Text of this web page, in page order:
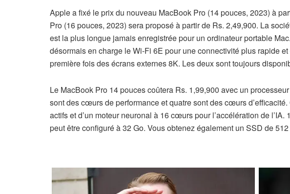
Apple a fixé le prix du nouveau MacBook Pro (14 pouces, 2023) à
Pro (16 pouces, 2023) sera proposé à partir de Rs. 2,49,900. La
est la plus longue jamais enregistrée pour un ordinateur portable
désormais en charge le Wi-Fi 6E pour une connectivité plus rapide
première fois des écrans externes 8K. Les deux sont toujours
Le MacBook Pro 14 pouces coûtera Rs. 1,99,900 avec un
sont des cœurs de performance et quatre sont des cœurs
actifs et d’un moteur neuronal à 16 cœurs pour l’accélération de
peut être configuré à 32 Go. Vous obtenez également un SSD de